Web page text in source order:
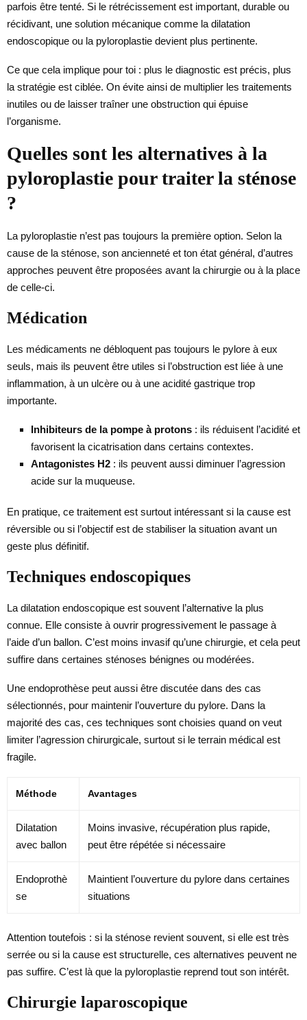
parfois être tenté. Si le rétrécissement est important, durable ou
récidivant, une solution mécanique comme la dilatation
endoscopique ou la pyloroplastie devient plus pertinente.
Ce que cela implique pour toi : plus le diagnostic est précis, plus
la stratégie est ciblée. On évite ainsi de multiplier les traitements
inutiles ou de laisser traîner une obstruction qui épuise
l’organisme.
Quelles sont les alternatives à la
pyloroplastie pour traiter la sténose
?
La pyloroplastie n’est pas toujours la première option. Selon la
cause de la sténose, son ancienneté et ton état général, d’autres
approches peuvent être proposées avant la chirurgie ou à la place
de celle-ci.
Médication
Les médicaments ne débloquent pas toujours le pylore à eux
seuls, mais ils peuvent être utiles si l’obstruction est liée à une
inflammation, à un ulcère ou à une acidité gastrique trop
importante.
Inhibiteurs de la pompe à protons : ils réduisent l’acidité et
favorisent la cicatrisation dans certains contextes.
Antagonistes H2 : ils peuvent aussi diminuer l’agression
acide sur la muqueuse.
En pratique, ce traitement est surtout intéressant si la cause est
réversible ou si l’objectif est de stabiliser la situation avant un
geste plus définitif.
Techniques endoscopiques
La dilatation endoscopique est souvent l’alternative la plus
connue. Elle consiste à ouvrir progressivement le passage à
l’aide d’un ballon. C’est moins invasif qu’une chirurgie, et cela peut
suffire dans certaines sténoses bénignes ou modérées.
Une endoprothèse peut aussi être discutée dans des cas
sélectionnés, pour maintenir l’ouverture du pylore. Dans la
majorité des cas, ces techniques sont choisies quand on veut
limiter l’agression chirurgicale, surtout si le terrain médical est
fragile.
Méthode Avantages
Dilatation
avec ballon
Moins invasive, récupération plus rapide,
peut être répétée si nécessaire
Endoprothè
se
Maintient l’ouverture du pylore dans certaines
situations
Attention toutefois : si la sténose revient souvent, si elle est très
serrée ou si la cause est structurelle, ces alternatives peuvent ne
pas suffire. C’est là que la pyloroplastie reprend tout son intérêt.
Chirurgie laparoscopique